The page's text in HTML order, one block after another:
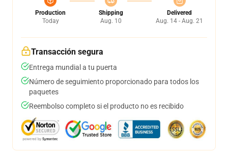
Production
Today
Shipping
Aug. 10
Delivered
Aug. 14 - Aug. 21
Transacción segura
Entrega mundial a tu puerta
Número de seguimiento proporcionado para todos los
paquetes
Reembolso completo si el producto no es recibido